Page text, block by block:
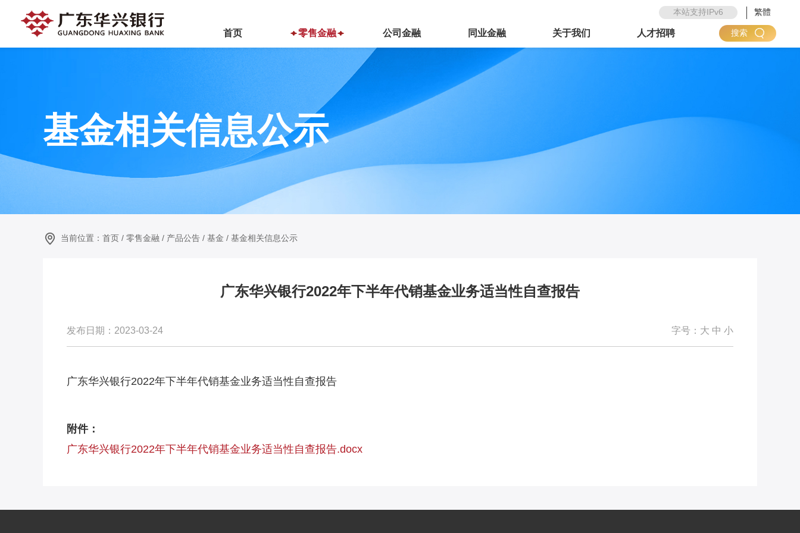
本站支持IPv6 繁體
首页 零售金融 公司金融 同业金融 关于我们 人才招聘 搜索
基金相关信息公示
当前位置： 首页 / 零售金融 / 产品公告 / 基金 / 基金相关信息公示
广东华兴银行2022年下半年代销基金业务适当性自查报告
发布日期：2023-03-24 字号： 大 中 小
广东华兴银行2022年下半年代销基金业务适当性自查报告
附件：
广东华兴银行2022年下半年代销基金业务适当性自查报告.docx